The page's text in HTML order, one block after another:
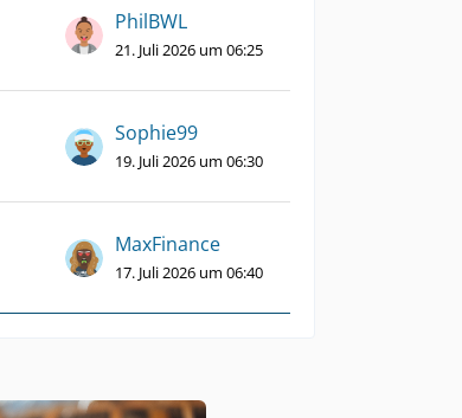
PhilBWL
21. Juli 2026 um 06:25
Sophie99
19. Juli 2026 um 06:30
MaxFinance
17. Juli 2026 um 06:40